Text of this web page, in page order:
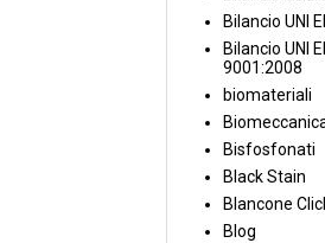
Bilancio UNI
Bilancio UNI
9001:2008
biomateriali
Bisfosfonati
Black Stain
Blancone
Blog